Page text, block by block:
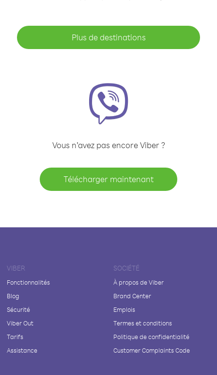
Plus de destinations
Vous n’avez pas encore Viber ?
Télécharger maintenant
VIBER
Fonctionnalités
Blog
Sécurité
Viber Out
Tarifs
Assistance
SOCIÉTÉ
À propos de Viber
Brand Center
Emplois
Termes et conditions
Politique de confidentialité
Customer Complaints Code